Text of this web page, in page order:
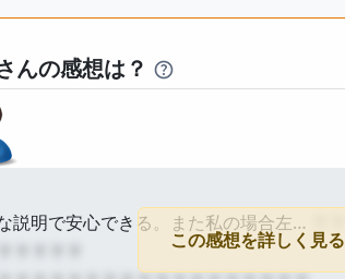
んの感想は？
説明で安心できる。また私の場合左…
この感想を詳しく見る